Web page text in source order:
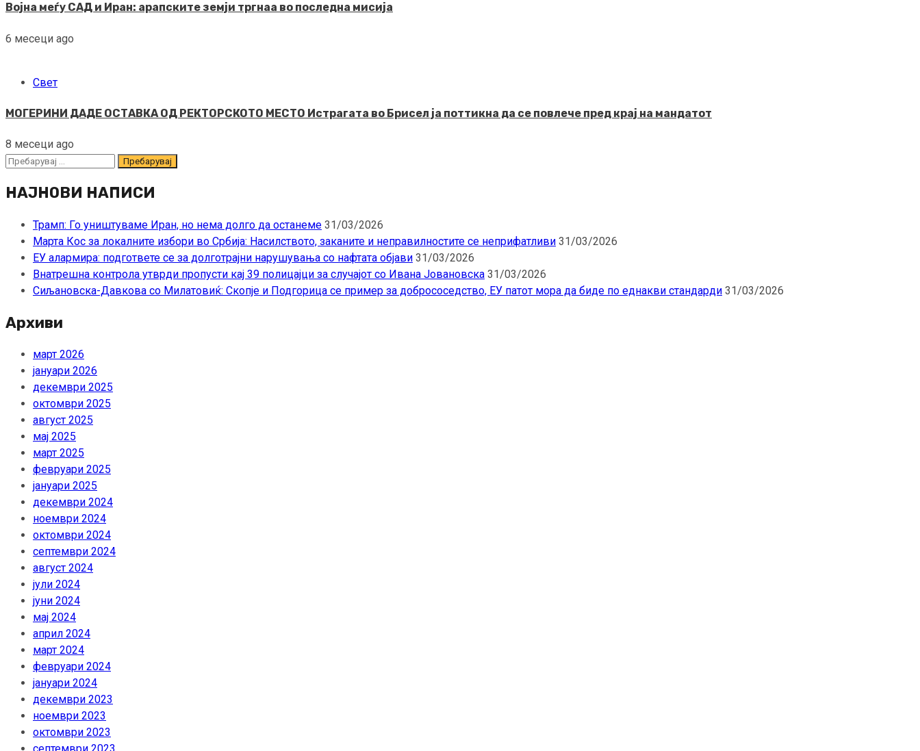
Војна меѓу САД и Иран: арапските земји тргнаа во последна мисија
6 месеци ago
Свет
МОГЕРИНИ ДАДЕ ОСТАВКА ОД РЕКТОРСКОТО МЕСТО Истрагата во Брисел ја поттикна да се повлече пред крај на мандатот
8 месеци ago
Пребарувај
НАЈНОВИ НАПИСИ
Трамп: Го уништуваме Иран, но нема долго да останеме 31/03/2026
Марта Кос за локалните избори во Србија: Насилството, заканите и неправилностите се неприфатливи 31/03/2026
ЕУ алармира: подгответе се за долготрајни нарушувања со нафтата објави 31/03/2026
Внатрешна контрола утврди пропусти кај 39 полицајци за случајот со Ивана Јовановска 31/03/2026
Сиљановска-Давкова со Милатовиќ: Скопје и Подгорица се пример за добрососедство, ЕУ патот мора да биде по еднакви стандарди 31/03/2026
Архиви
март 2026
јануари 2026
декември 2025
октомври 2025
август 2025
мај 2025
март 2025
февруари 2025
јануари 2025
декември 2024
ноември 2024
октомври 2024
септември 2024
август 2024
јули 2024
јуни 2024
мај 2024
април 2024
март 2024
февруари 2024
јануари 2024
декември 2023
ноември 2023
октомври 2023